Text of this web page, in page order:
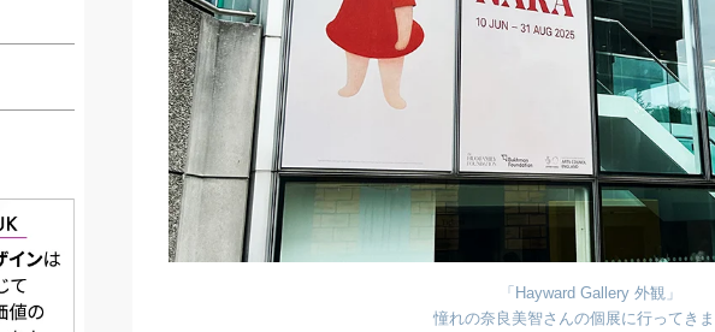
「Hayward Gallery 外観」
憧れの奈良美智さんの個展に行ってき